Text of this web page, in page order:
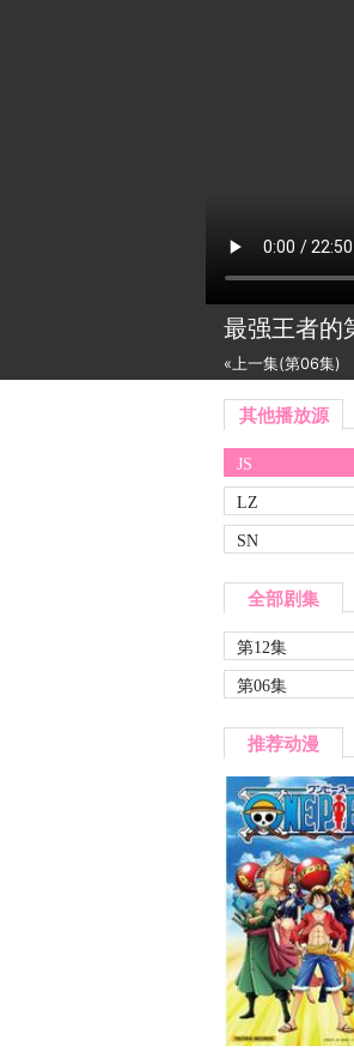
最强王者的
«上一集(第06集)
其他播放源
JS
LZ
SN
全部剧集
第12集
第06集
推荐动漫